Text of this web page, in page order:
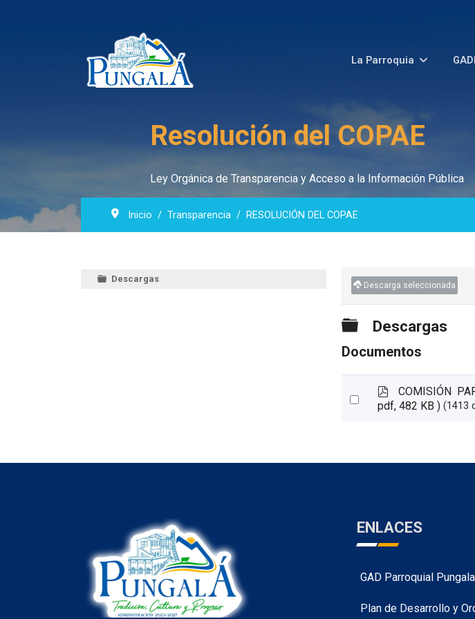
La Parroquia
Resolución del COPAE
Ley Orgánica de Transparencia y Acceso a la Información Pública
Inicio Transparencia RESOLUCIÓN DEL COPAE
Descargas
Descarga seleccionada
Carpeta
Descargas
Documentos
Select
p
d
COMISIÓN
pdf, 482 KB ) (1413
ENLACES
GAD Parroquial Pungala
Plan de Desarrollo y